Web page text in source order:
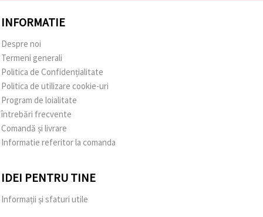
INFORMATIE
Despre noi
Termeni generali
Politica de Confidențialitate
Politica de utilizare cookie-uri
Program de loialitate
întrebări frecvente
Comandă și livrare
Informatie referitor la comanda
IDEI PENTRU TINE
Informații și sfaturi utile